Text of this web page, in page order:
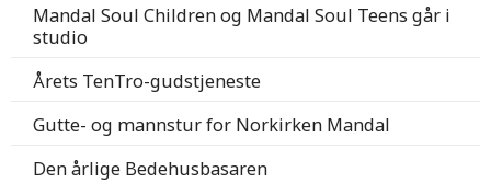
Mandal Soul Children og Mandal Soul Teens går i
studio
Årets TenTro-gudstjeneste
Gutte- og mannstur for Norkirken Mandal
Den årlige Bedehusbasaren